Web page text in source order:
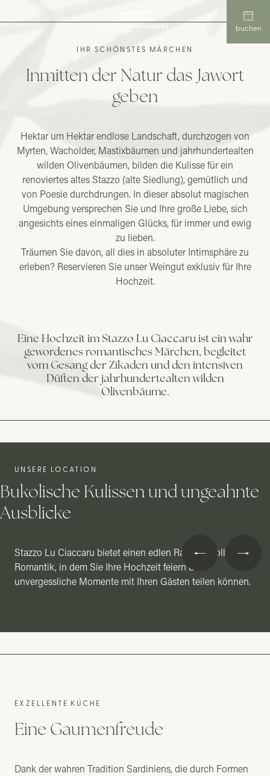
buchen
IHR SCHÖNSTES MÄRCHEN
Inmitten der Natur das Jawort
geben
Hektar um Hektar endlose Landschaft, durchzogen von
Myrten, Wacholder, Mastixbäumen und jahrhundertealten
wilden Olivenbäumen, bilden die Kulisse für ein
renoviertes altes Stazzo (alte Siedlung), gemütlich und
von Poesie durchdrungen. In dieser absolut magischen
Umgebung versprechen Sie und Ihre große Liebe, sich
angesichts eines einmaligen Glücks, für immer und ewig
zu lieben.
Träumen Sie davon, all dies in absoluter Intimsphäre zu
erleben? Reservieren Sie unser Weingut exklusiv für Ihre
Hochzeit.
Eine Hochzeit im Stazzo Lu Ciaccaru ist ein wahr
gewordenes romantisches Märchen, begleitet
vom Gesang der Zikaden und den intensiven
Düften der jahrhundertealten wilden
Olivenbäume.
UNSERE LOCATION
Bukolische Kulissen und ungeahnte
Ausblicke
Stazzo Lu Ciaccaru bietet einen edlen Rahmen voller
Romantik, in dem Sie Ihre Hochzeit feiern und
unvergessliche Momente mit Ihren Gästen teilen können.
Sie eignet sich perfekt für eine Hochzeit in
grandiosem Rahmen und bietet einen
beeindruckenden Blick auf Pool und Garten.
Sie eignet sich
perfekt für eine
Hochzeit in
grandiosem
Blick auf Pool
EXZELLENTE KÜCHE
Eine Gaumenfreude
Dank der wahren Tradition Sardiniens, die durch Formen